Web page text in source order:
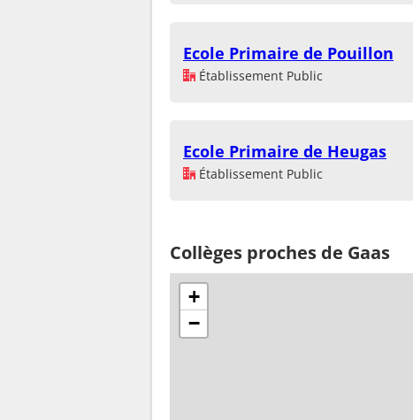
Ecole Primaire de Pouillon
Établissement Public
Ecole Primaire de Heugas
Établissement Public
Collèges proches de Gaas
+
−